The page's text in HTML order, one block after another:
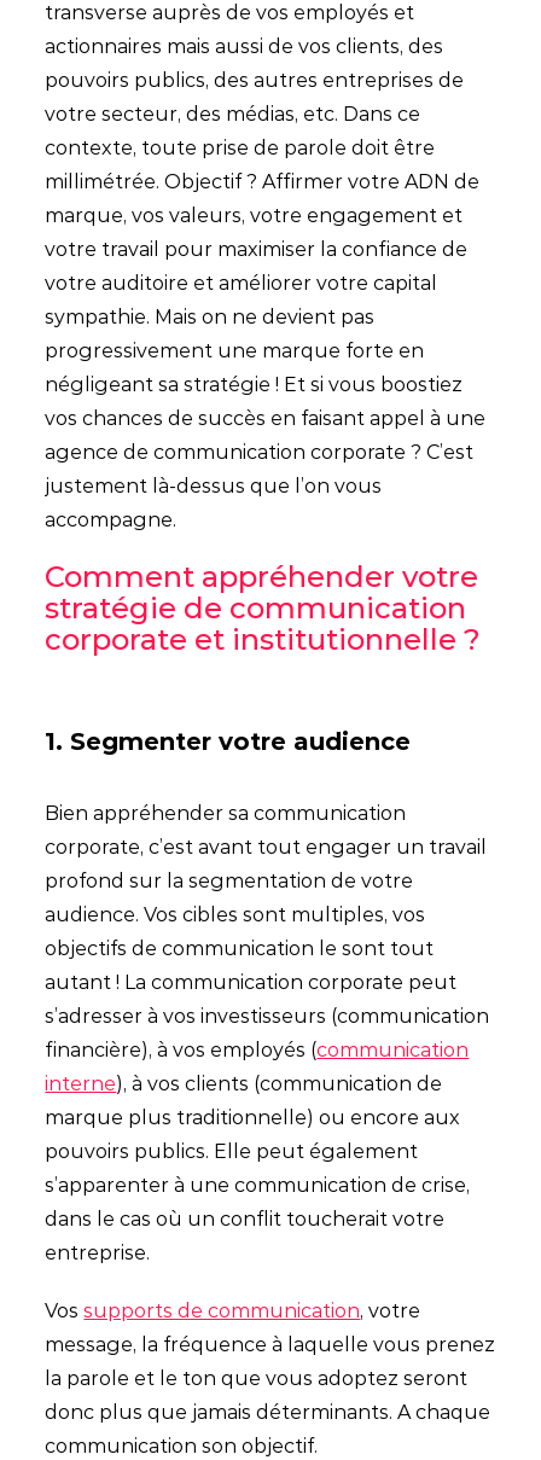
transverse auprès de vos employés et
actionnaires mais aussi de vos clients, des
pouvoirs publics, des autres entreprises de
votre secteur, des médias, etc. Dans ce
contexte, toute prise de parole doit être
millimétrée. Objectif ? Affirmer votre ADN de
marque, vos valeurs, votre engagement et
votre travail pour maximiser la confiance de
votre auditoire et améliorer votre capital
sympathie. Mais on ne devient pas
progressivement une marque forte en
négligeant sa stratégie ! Et si vous boostiez
vos chances de succès en faisant appel à une
agence de communication corporate ? C’est
justement là-dessus que l’on vous
accompagne.
Comment appréhender votre
stratégie de communication
corporate et institutionnelle ?
1. Segmenter votre audience
Bien appréhender sa communication
corporate, c’est avant tout engager un travail
profond sur la segmentation de votre
audience. Vos cibles sont multiples, vos
objectifs de communication le sont tout
autant ! La communication corporate peut
s’adresser à vos investisseurs (communication
financière), à vos employés (communication
interne), à vos clients (communication de
marque plus traditionnelle) ou encore aux
pouvoirs publics. Elle peut également
s’apparenter à une communication de crise,
dans le cas où un conflit toucherait votre
entreprise.
Vossupports de communication, votre
message, la fréquence à laquelle vous prenez
la parole et le ton que vous adoptez seront
donc plus que jamais déterminants. A chaque
communication son objectif.